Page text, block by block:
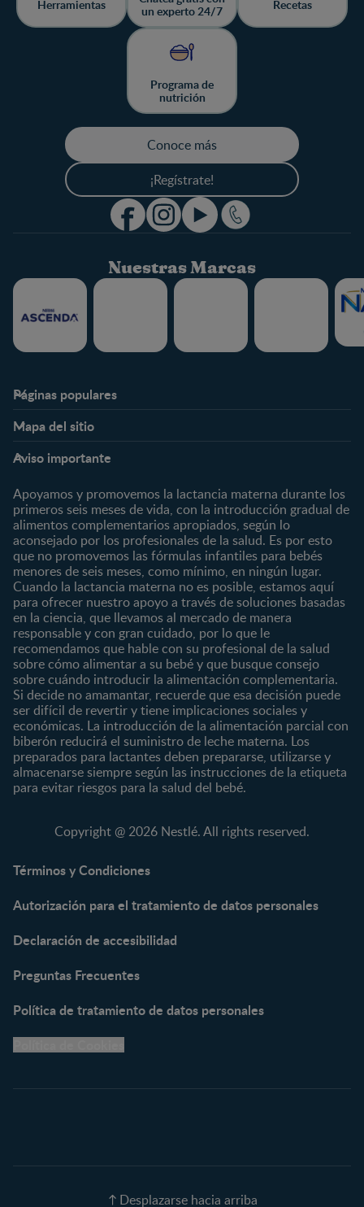
Herramientas
un experto 24/7
Recetas
Programa de
nutrición
Conoce más
¡Regístrate!
Nuestras Marcas
Páginas populares
Expertos en Nutrición
Preguntas Frecuentes
¿Quiénes somos?
Marcas y productos
Nuestros Productos
Nuestras Marcas
Mapa del sitio
Preconcepción
Embarazo
Posparto
0 a 4 meses
4 a 6 meses
6 a 8 meses
8 a 12 meses
12 a 24 meses
Desde 2 años
Preescolar
Escolar
Nutrición
Salud
Maternidad
Paternidad
Vida en familia
Marcas
CERELAC®
GERBER®
KLIM®
NAN® 3
NAN® Optipro® 3
NAN® Supreme 3
NESTUM®
NESCARE®
Productos
Cereales Infantiles
Compotas y galletas
Fórmulas Infantiles
Herramientas
Aviso importante
Apoyamos y promovemos la lactancia materna durante los
primeros seis meses de vida, con la introducción gradual de
alimentos complementarios apropiados, según lo
aconsejado por los profesionales de la salud. Es por esto
que no promovemos las fórmulas infantiles para bebés
menores de seis meses, como mínimo, en ningún lugar.
Cuando la lactancia materna no es posible, estamos aquí
para ofrecer nuestro apoyo a través de soluciones basadas
en la ciencia, que llevamos al mercado de manera
responsable y con gran cuidado, por lo que le
recomendamos que hable con su profesional de la salud
sobre cómo alimentar a su bebé y que busque consejo
sobre cuándo introducir la alimentación complementaria.
Si decide no amamantar, recuerde que esa decisión puede
ser difícil de revertir y tiene implicaciones sociales y
económicas. La introducción de la alimentación parcial con
biberón reducirá el suministro de leche materna. Los
preparados para lactantes deben prepararse, utilizarse y
almacenarse siempre según las instrucciones de la etiqueta
para evitar riesgos para la salud del bebé.
Copyright @ 2026 Nestlé. All rights reserved.
Términos y Condiciones
Autorización para el tratamiento de datos personales
Declaración de accesibilidad
Preguntas Frecuentes
Política de tratamiento de datos personales
Desplazarse hacia arriba